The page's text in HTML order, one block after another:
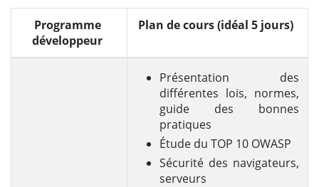
Programme
développeur
Plan de cours (idéal 5 jours)
Présentation des
différentes lois, normes,
guide des bonnes
pratiques
Étude du TOP 10 OWASP
Sécurité des navigateurs,
serveurs